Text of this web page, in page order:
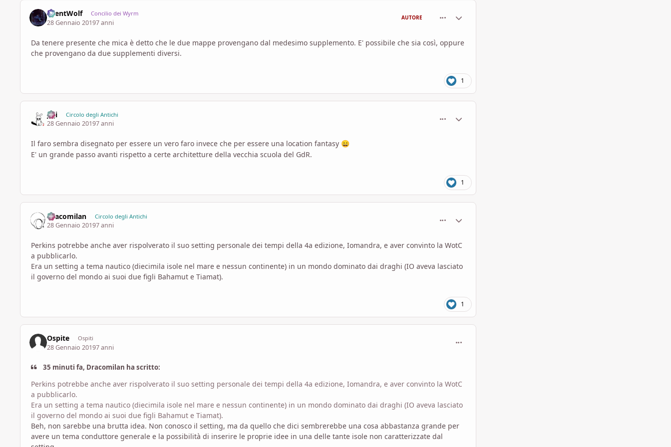
SilentWolf Concilio dei Wyrm
28 Gennaio 20197 anni
AUTORE
Da tenere presente che mica è detto che le due mappe provengano dal medesimo supplemento. E' possibile che sia così, oppure
che provengano da due supplementi diversi.
1
Ji ji Circolo degli Antichi
28 Gennaio 20197 anni
Il faro sembra disegnato per essere un vero faro invece che per essere una location fantasy 😄
E' un grande passo avanti rispetto a certe architetture della vecchia scuola del GdR.
1
Dracomilan Circolo degli Antichi
28 Gennaio 20197 anni
Perkins potrebbe anche aver rispolverato il suo setting personale dei tempi della 4a edizione, Iomandra, e aver convinto la WotC
a pubblicarlo.
Era un setting a tema nautico (diecimila isole nel mare e nessun continente) in un mondo dominato dai draghi (IO aveva lasciato
il governo del mondo ai suoi due figli Bahamut e Tiamat).
1
Ospite Ospiti
28 Gennaio 20197 anni
35 minuti fa, Dracomilan ha scritto:
Perkins potrebbe anche aver rispolverato il suo setting personale dei tempi della 4a edizione, Iomandra, e aver convinto la WotC
a pubblicarlo.
Era un setting a tema nautico (diecimila isole nel mare e nessun continente) in un mondo dominato dai draghi (IO aveva lasciato
il governo del mondo ai suoi due figli Bahamut e Tiamat).
Beh, non sarebbe una brutta idea. Non conosco il setting, ma da quello che dici sembrerebbe una cosa abbastanza grande per
avere un tema conduttore generale e la possibilità di inserire le proprie idee in una delle tante isole non caratterizzate dal